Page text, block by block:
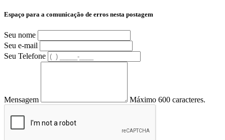
Espaço para a comunicação de erros nesta postagem
Seu nome
Seu e-mail
Seu Telefone
Mensagem Máximo 600 caracteres.